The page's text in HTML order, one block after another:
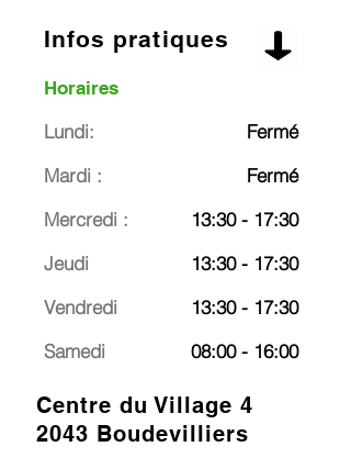
Infos pratiques
Horaires
Lundi:
Mardi :
Mercredi :
Jeudi
Vendredi
Samedi
Fermé
Fermé
13:30 - 17:30
13:30 - 17:30
13:30 - 17:30
08:00 - 16:00
Centre du Village 4
2043 Boudevilliers